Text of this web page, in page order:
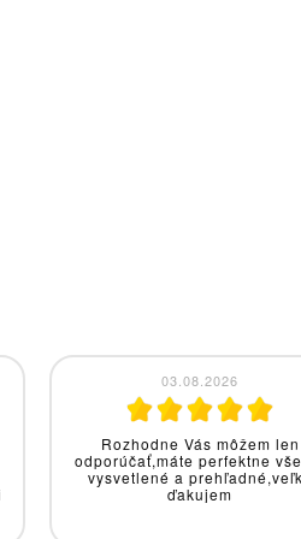
29.07.2026
Kvapky plesne som už mala.
dlhoročný ekzematik som
rôzne detoxy, vitamíny a
Avšak pri benedictus